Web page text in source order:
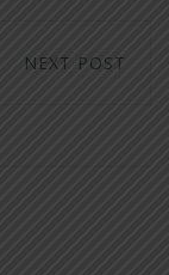
NEXT POST